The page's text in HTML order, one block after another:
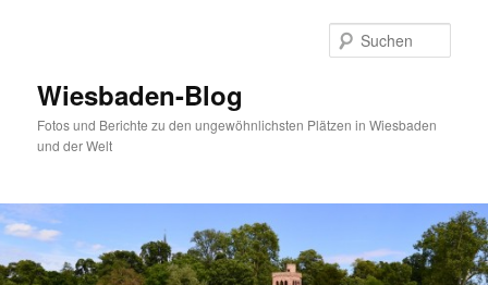
Wiesbaden-Blog
Fotos und Berichte zu den ungewöhnlichsten Plätzen in Wiesbaden
und der Welt